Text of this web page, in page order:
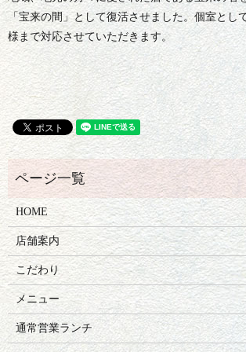
「宝来の間」として復活させました。個室とし
様まで対応させていただきます。
HOME
店舗案内
こだわり
メニュー
通常営業ランチ